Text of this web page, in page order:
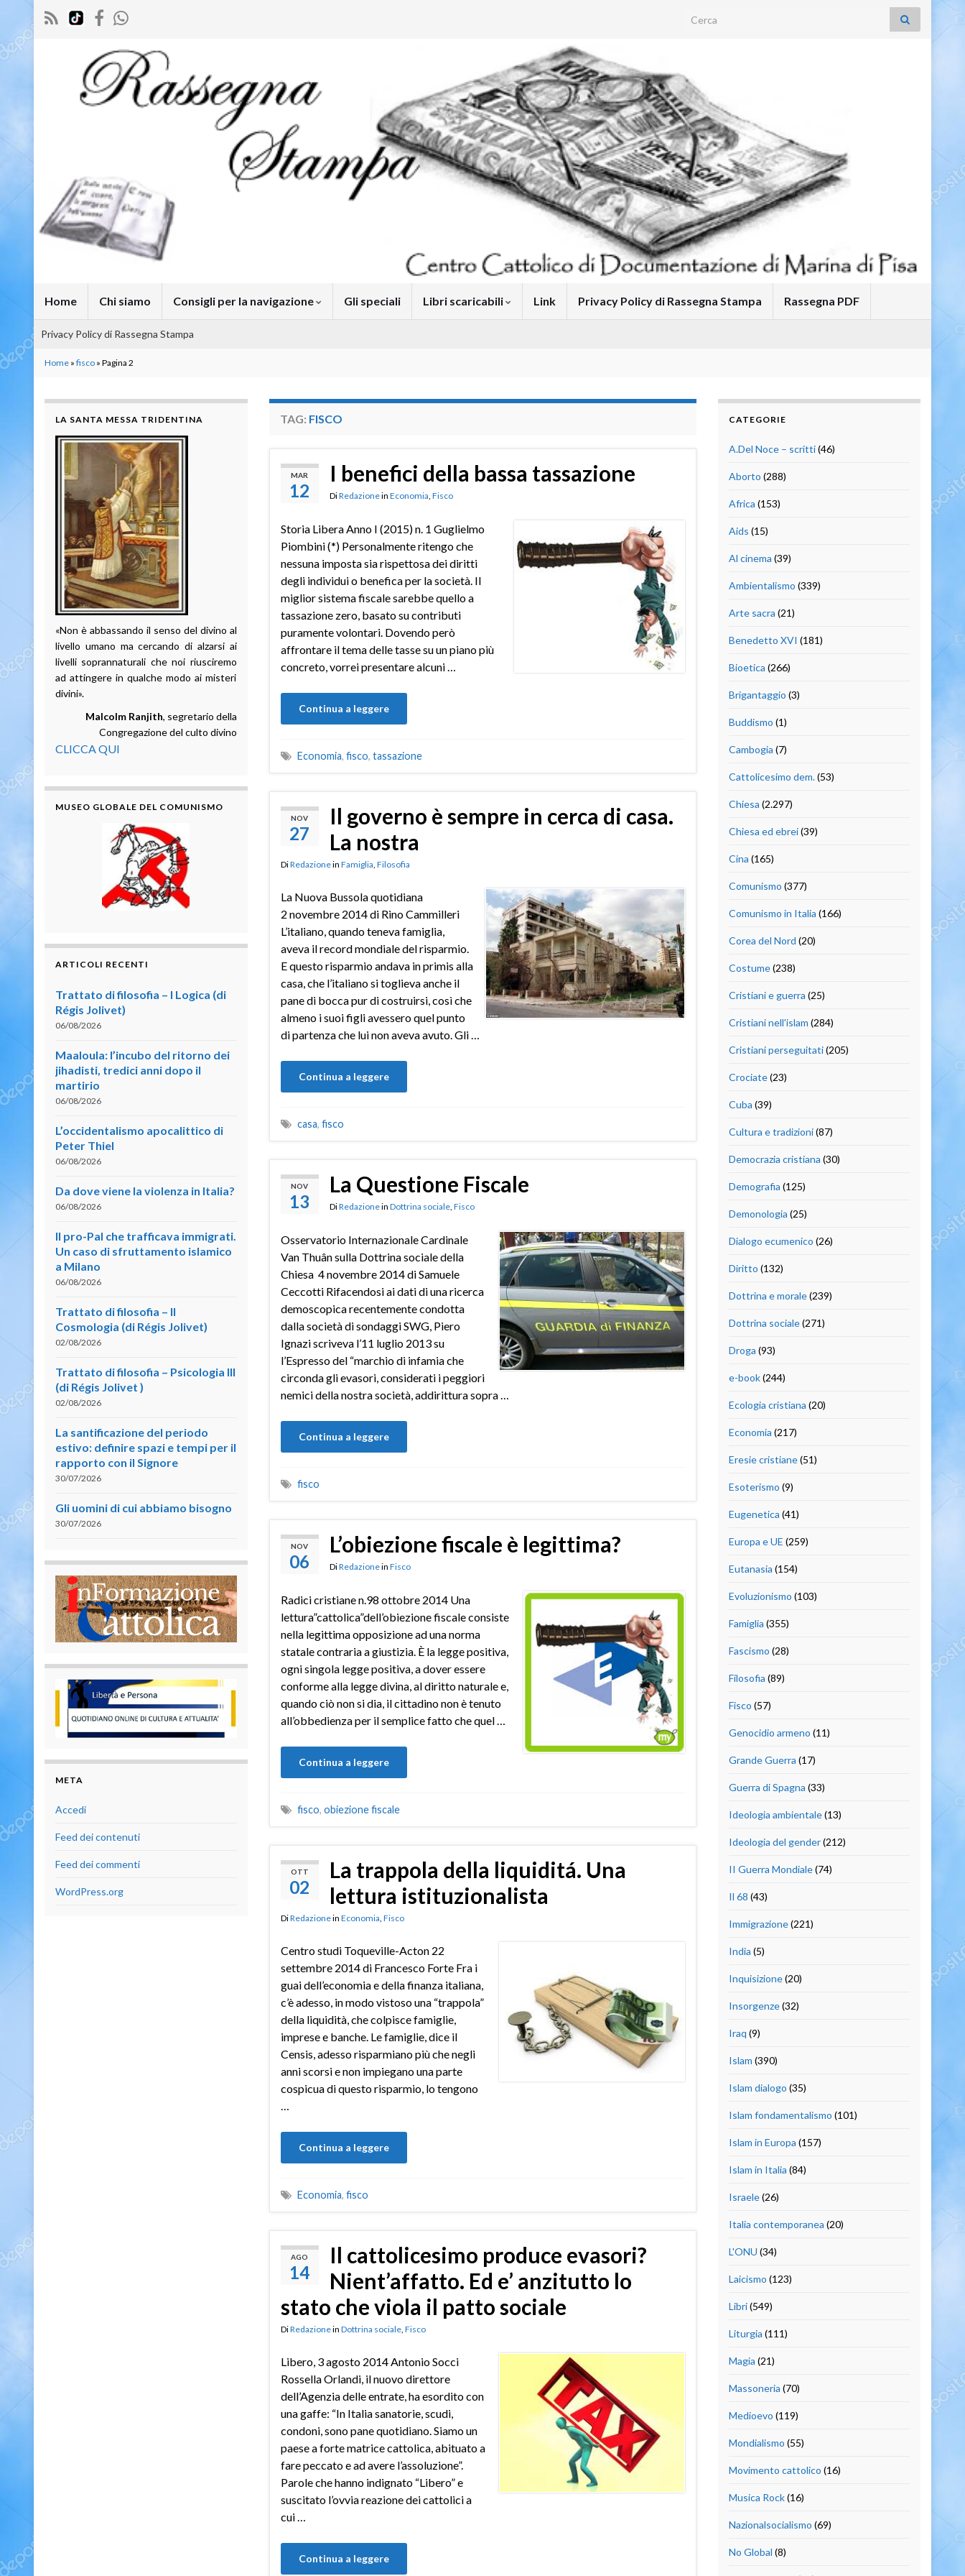
Search for:
Home Chi siamo Consigli per la navigazione Gli speciali Libri scaricabili Link Privacy Policy di Rassegna Stampa Rassegna PDF
Privacy Policy di Rassegna Stampa
Home » fisco » Pagina 2
TAG: FISCO
MAR
12
I benefici della bassa tassazione
DiRedazionein Economia Fisco
Storia Libera Anno I (2015) n. 1 Guglielmo
Piombini (*) Personalmente ritengo che
nessuna imposta sia rispettosa dei diritti
degli individui o benefica per la società. Il
miglior sistema fiscale sarebbe quello a
tassazione zero, basato su contributi
puramente volontari. Dovendo però
affrontare il tema delle tasse su un piano più
concreto, vorrei presentare alcuni …
Continua a leggere
Economia, fisco, tassazione
NOV
27
Il governo è sempre in cerca di casa.
La nostra
DiRedazionein Famiglia Filosofia
La Nuova Bussola quotidiana
2 novembre 2014 di Rino Cammilleri
L’italiano, quando teneva famiglia,
aveva il record mondiale del risparmio.
E questo risparmio andava in primis alla
casa, che l’italiano si toglieva anche il
pane di bocca pur di costruirsi, così che
almeno i suoi figli avessero quel punto
di partenza che lui non aveva avuto. Gli …
Continua a leggere
casa, fisco
NOV
13
La Questione Fiscale
DiRedazionein Dottrina sociale, Fisco
Osservatorio Internazionale Cardinale
Van Thuân sulla Dottrina sociale della
Chiesa 4 novembre 2014 di Samuele
Ceccotti Rifacendosi ai dati di una ricerca
demoscopica recentemente condotta
dalla società di sondaggi SWG, Piero
Ignazi scriveva l’11 luglio 2013 su
l’Espresso del “marchio di infamia che
circonda gli evasori, considerati i peggiori
nemici della nostra società, addirittura sopra …
Continua a leggere
fisco
NOV
06
L’obiezione fiscale è legittima?
DiRedazionein Fisco
Radici cristiane n.98 ottobre 2014 Una
lettura”cattolica”dell’obiezione fiscale consiste
nella legittima opposizione ad una norma
statale contraria a giustizia. È la legge positiva,
ogni singola legge positiva, a dover essere
conforme alla legge divina, al diritto naturale e,
quando ciò non si dia, il cittadino non è tenuto
all’obbedienza per il semplice fatto che quel …
Continua a leggere
fisco, obiezione fiscale
OTT
02
La trappola della liquiditá. Una
lettura istituzionalista
DiRedazionein Economia Fisco
Centro studi Toqueville-Acton 22
settembre 2014 di Francesco Forte Fra i
guai dell’economia e della finanza italiana,
c’è adesso, in modo vistoso una “trappola”
della liquidità, che colpisce famiglie,
imprese e banche. Le famiglie, dice il
Censis, adesso risparmiano più che negli
anni scorsi e non impiegano una parte
cospicua di questo risparmio, lo tengono
Continua a leggere
Economia, fisco
AGO
14
Il cattolicesimo produce evasori?
Nient’affatto. Ed e’ anzitutto lo
stato che viola il patto sociale
DiRedazionein Dottrina sociale, Fisco
Libero, 3 agosto 2014 Antonio Socci
Rossella Orlandi, il nuovo direttore
dell’Agenzia delle entrate, ha esordito con
una gaffe: “In Italia sanatorie, scudi,
condoni, sono pane quotidiano. Siamo un
paese a forte matrice cattolica, abituato a
fare peccato e ad avere l’assoluzione”.
Parole che hanno indignato “Libero” e
suscitato l’ovvia reazione dei cattolici a
cui …
Continua a leggere
LA SANTA MESSA TRIDENTINA
«Non è abbassando il senso del divino al
livello umano ma cercando di alzarsi ai
livelli soprannaturali che noi riusciremo
ad attingere in qualche modo ai misteri
divini».
Malcolm Ranjith, segretario della
Congregazione del culto divino
CLICCA QUI
MUSEO GLOBALE DEL COMUNISMO
ARTICOLI RECENTI
Trattato di filosofia – I Logica (di
Régis Jolivet)
06/08/2026
Maaloula: l’incubo del ritorno dei
jihadisti, tredici anni dopo il
martirio
06/08/2026
L’occidentalismo apocalittico di
Peter Thiel
06/08/2026
Da dove viene la violenza in Italia?
06/08/2026
Il pro-Pal che trafficava immigrati.
Un caso di sfruttamento islamico
a Milano
06/08/2026
Trattato di filosofia – II
Cosmologia (di Régis Jolivet)
02/08/2026
Trattato di filosofia – Psicologia III
(di Régis Jolivet )
02/08/2026
La santificazione del periodo
estivo: definire spazi e tempi per il
rapporto con il Signore
30/07/2026
Gli uomini di cui abbiamo bisogno
30/07/2026
META
Accedi
Feed dei contenuti
Feed dei commenti
WordPress.org
CATEGORIE
A.Del Noce – scritti(46)
Aborto (288)
Africa (153)
Aids (15)
Al cinema (39)
Ambientalismo (339)
Arte sacra (21)
Benedetto XVI (181)
Bioetica (266)
Brigantaggio (3)
Buddismo (1)
Cambogia (7)
Cattolicesimo dem.(53)
Chiesa (2.297)
Chiesa ed ebrei(39)
Cina (165)
Comunismo (377)
Comunismo in Italia (166)
Corea del Nord (20)
Costume(238)
Cristiani e guerra (25)
Cristiani nell'islam (284)
Cristiani perseguitati(205)
Crociate(23)
Cuba (39)
Cultura e tradizioni(87)
Democrazia cristiana (30)
Demografia (125)
Demonologia (25)
Dialogo ecumenico (26)
Diritto (132)
Dottrina e morale(239)
Dottrina sociale(271)
Droga (93)
e-book(244)
Ecologia cristiana (20)
Economia (217)
Eresie cristiane(51)
Esoterismo (9)
Eugenetica (41)
Europa e UE (259)
Eutanasia (154)
Evoluzionismo (103)
Famiglia (355)
Fascismo (28)
Filosofia (89)
Fisco (57)
Genocidio armeno (11)
Grande Guerra (17)
Guerra di Spagna (33)
Ideologia ambientale(13)
Ideologia del gender(212)
II Guerra Mondiale(74)
Il 68 (43)
Immigrazione(221)
India (5)
Inquisizione(20)
Insorgenze(32)
Iraq (9)
Islam (390)
Islam dialogo (35)
Islam fondamentalismo (101)
Islam in Europa (157)
Islam in Italia (84)
Israele(26)
Italia contemporanea (20)
L'ONU (34)
Laicismo (123)
Libri(549)
Liturgia (111)
Magia (21)
Massoneria (70)
Medioevo (119)
Mondialismo (55)
Movimento cattolico (16)
Musica Rock(16)
Nazionalsocialismo (69)
No Global (8)